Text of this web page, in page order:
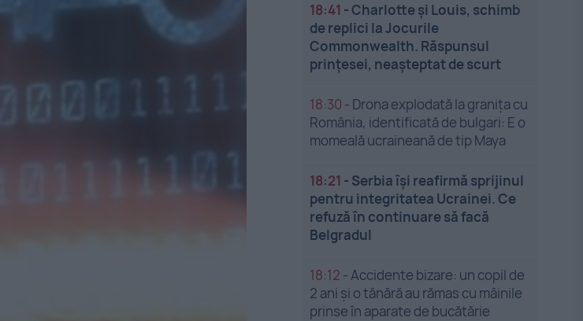
18:41 -Charlotte și Louis, schimb
de replici la Jocurile
Commonwealth. Răspunsul
prințesei, neașteptat de scurt
18:30 - Drona explodată la granița cu
România, identificată de bulgari: E o
momeală ucraineană de tip Maya
18:21 - Serbia își reafirmă sprijinul
pentru integritatea Ucrainei. Ce
refuză în continuare să facă
Belgradul
18:12 -Accidente bizare: un copil de
2 ani și o tânără au rămas cu mâinile
prinse în aparate de bucătărie